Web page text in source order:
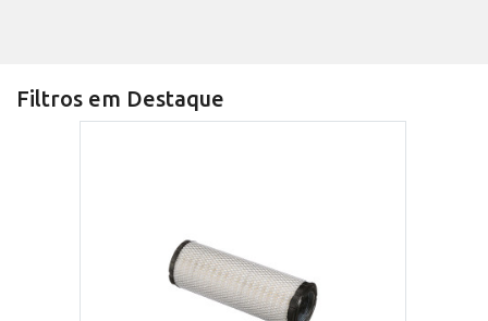
Filtros em Destaque